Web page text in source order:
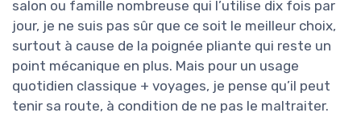
salon ou famille nombreuse qui l’utilise dix fois par
jour, je ne suis pas sûr que ce soit le meilleur choix,
surtout à cause de la poignée pliante qui reste un
point mécanique en plus. Mais pour un usage
quotidien classique + voyages, je pense qu’il peut
tenir sa route, à condition de ne pas le maltraiter.